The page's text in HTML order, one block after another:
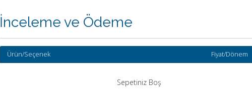
İnceleme ve Ödeme
Ürün/Seçenek Fiyat/Dönem
Sepetiniz Boş